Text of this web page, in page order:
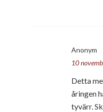
Anonym
10
Detta
åringen
tyvärr.